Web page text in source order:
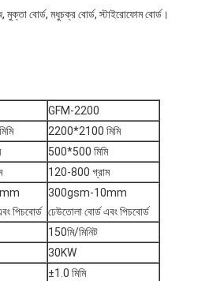
বোর্ড, মধুচক্র বোর্ড, স্টাইরোফোম বোর্ড।
GFM-2200
2200*2100 মিমি
500*500 মিমি
120-800 গ্রাম
পিচবোর্ড
300gsm-10mm
ঢেউতোলা বোর্ড এবং পিচবোর্ড
150মি/মিনিট
30KW
±1.0 মিমি